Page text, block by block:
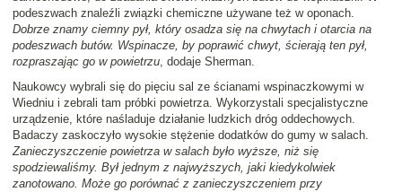
podeszwach znaleźli związki chemiczne używane też w oponach.
Dobrze znamy ciemny pył, który osadza się na chwytach i otarcia na
podeszwach butów. Wspinacze, by poprawić chwyt, ścierają ten pył,
rozpraszając go w powietrzu, dodaje Sherman.
Naukowcy wybrali się do pięciu sal ze ścianami wspinaczkowymi w
Wiedniu i zebrali tam próbki powietrza. Wykorzystali specjalistyczne
urządzenie, które naśladuje działanie ludzkich dróg oddechowych.
Badaczy zaskoczyło wysokie stężenie dodatków do gumy w salach.
Zanieczyszczenie powietrza w salach było wyższe, niż się
spodziewaliśmy. Był jednym z najwyższych, jaki kiedykolwiek
zanotowano. Może go porównać z zanieczyszczeniem przy